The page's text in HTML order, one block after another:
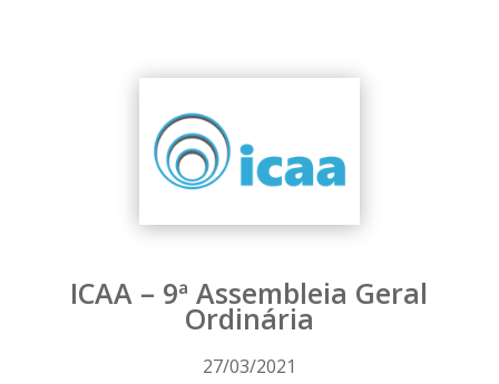
ICAA – 9ª Assembleia Geral
Ordinária
27/03/2021